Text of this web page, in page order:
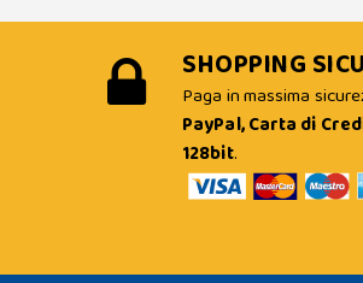
SHOPPING
Paga in massima
PayPal, Carta di
128bit.